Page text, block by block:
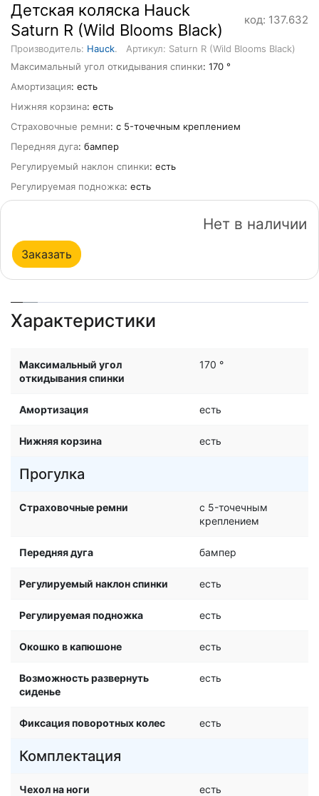
Детская коляска Hauck
Saturn R (Wild Blooms Black)
код: 137.632
Производитель: Hauck.
Артикул: Saturn R (Wild Blooms Black)
Максимальный угол откидывания спинки: 170 °
Амортизация: есть
Нижняя корзина: есть
Страховочные ремни: c 5-точечным креплением
Передняя дуга: бампер
Регулируемый наклон спинки: есть
Регулируемая подножка: есть
Нет в наличии
Заказать
Характеристики
Максимальный угол
откидывания спинки
170 °
Амортизация есть
Нижняя корзина есть
Прогулка
Страховочные ремни
c 5-точечным
креплением
Передняя дуга бампер
Регулируемый наклон спинки есть
Регулируемая подножка есть
Окошко в капюшоне есть
Возможность развернуть
сиденье
есть
Фиксация поворотных колес есть
Комплектация
Чехол на ноги есть